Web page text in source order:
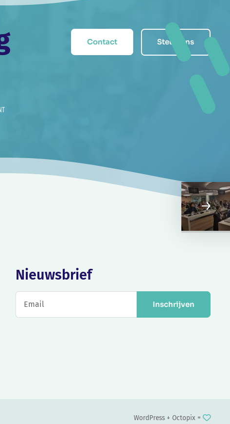
Contact Steun ons
Nieuwsbrief
Inschrijven
WordPress + Octopix=